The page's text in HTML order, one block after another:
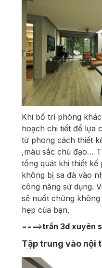
Khi bố trí phòng
hoạch chi tiết để lựa
từ phong cách thiết
,màu sắc chủ đạo…
tổng quát khi thiết
không bị sa đà vào
công năng sử dụng.
sẽ nuốt chửng
hẹp của bạn.
====>trần 3d xuyên
Tập trung vào nội